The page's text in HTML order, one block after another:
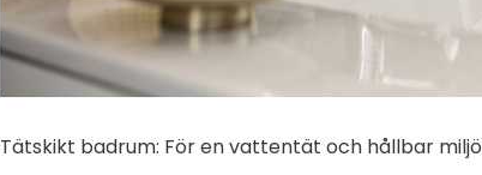
Tätskikt badrum: För en vattentät och hållbar miljö